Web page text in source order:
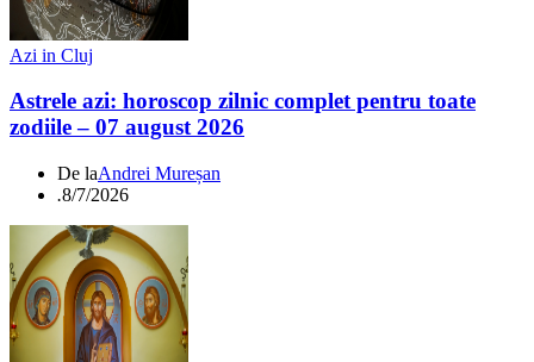
Azi in Cluj
Astrele azi: horoscop zilnic complet pentru toate
zodiile – 07 august 2026
De laAndrei Mureșan
.8/7/2026